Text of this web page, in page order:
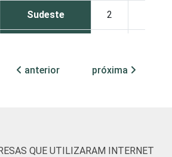
Sudeste 2
Centro-Oeste 2
Construção 2 1
anterior próxima
QUE UTILIZARAM INTERNET